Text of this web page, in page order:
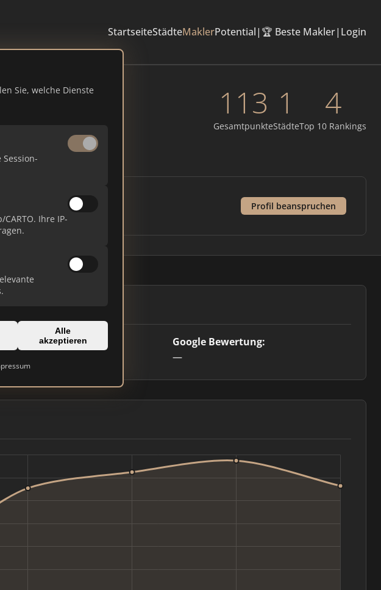
StartseiteStädteMaklerPotential| 🏆 Beste Makler| Login
Sie, welche Dienste
Ihre IP-
Alle
akzeptieren
113
Gesamtpunkte
1
Städte
4
Top 10 Rankings
Profil beanspruchen
Google Bewertung:
—